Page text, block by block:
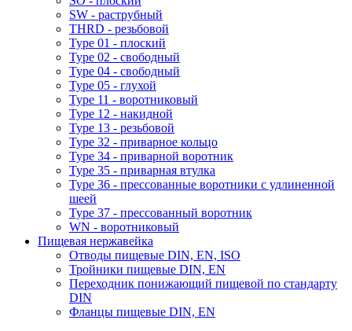
SW - раструбный
THRD - резьбовой
Type 01 - плоский
Type 02 - свободный
Type 04 - свободный
Type 05 - глухой
Type 11 - воротниковый
Type 12 - накидной
Type 13 - резьбовой
Type 32 - приварное кольцо
Type 34 - приварной воротник
Type 35 - приварная втулка
Type 36 - прессованные воротники с удлиненной
шеей
Type 37 - прессованный воротник
WN - воротниковый
Пищевая нержавейка
Отводы пищевые DIN, EN, ISO
Тройники пищевые DIN, EN
Переходник понижающий пищевой по стандарту
DIN
Фланцы пищевые DIN, EN